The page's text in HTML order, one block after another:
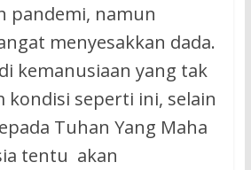
pandemi, namun
menyesakkan dada.
kemanusiaan yang tak
kondisi seperti ini, selain
Tuhan Yang Maha
tentu akan